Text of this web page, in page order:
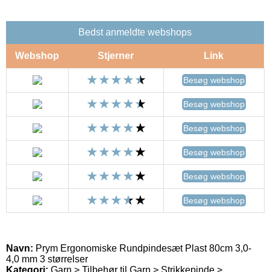
Bedst anmeldte webshops
Webshop Stjerner Link
Besøg webshop
Besøg webshop
Besøg webshop
Besøg webshop
Besøg webshop
Besøg webshop
Navn: Prym Ergonomiske Rundpindesæt Plast 80cm 3,0-
4,0 mm 3 størrelser
Kategori: Garn > Tilbehør til Garn > Strikkepinde >